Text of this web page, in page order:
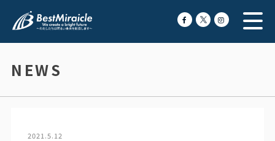
NEWS
2021.5.12